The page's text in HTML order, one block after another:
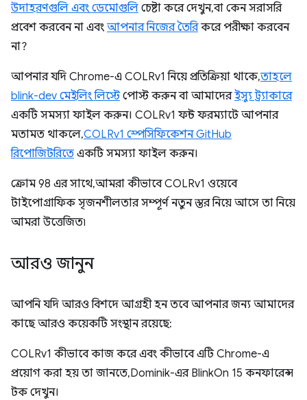
উদাহরণগুলি এবং ডেমোগুলি চেষ্টা করে দেখুন, বা কেন সরাসরি
প্রবেশ করবেন না এবং আপনার নিজের তৈরিকরে পরীক্ষা করবেন
না?
আপনার যদি Chrome-এ COLRv1 নিয়ে প্রতিক্রিয়া থাকে,তাহলে
blink-dev মেইলিং লিস্টেপোস্ট করুন বা আমাদেরইস্যু ট্র্যাকারে
একটি সমস্যা ফাইল করুন। COLRv1 ফন্ট ফরম্যাটে আপনার
মতামত থাকলে,COLRv1 স্পেসিফিকেশন GitHub
রিপোজিটরিতে একটি সমস্যা ফাইল করুন।
ক্রোম 98 এর সাথে, আমরা কীভাবে COLRv1 ওয়েবে
টাইপোগ্রাফিক সৃজনশীলতার সম্পূর্ণ নতুন স্তর নিয়ে আসে তা নিয়ে
আমরা উত্তেজিত৷
আরও জানুন
আপনি যদি আরও বিশদে আগ্রহী হন তবে আপনার জন্য আমাদের
কাছে আরও কয়েকটি সংস্থান রয়েছে:
COLRv1 কীভাবে কাজ করে এবং কীভাবে এটি Chrome-এ
প্রয়োগ করা হয় তা জানতে, Dominik-এর BlinkOn 15 কনফারেন্স
টক দেখুন।